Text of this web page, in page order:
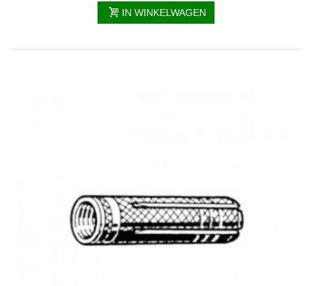
IN WINKELWAGEN